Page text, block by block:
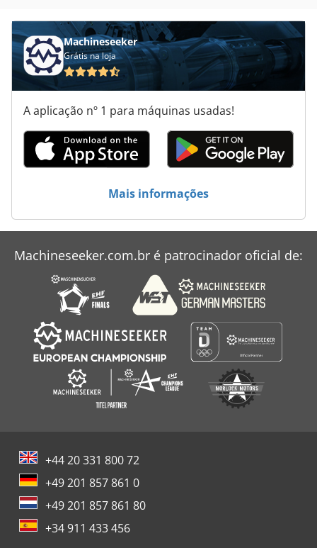
Grasso Compressor
Kompressor
Mahle
Mahle Msk 1
Mahle Msk G 85
Mehrer Compressor
Nuair Kompressor
Sabroe Compressor
Machineseeker
Grátis na loja
A aplicação nº 1 para máquinas usadas!
Mais informações
Machineseeker.com.br é patrocinador oficial de:
+44 20 331 800 72
+49 201 857 861 0
+49 201 857 861 80
+34 911 433 456